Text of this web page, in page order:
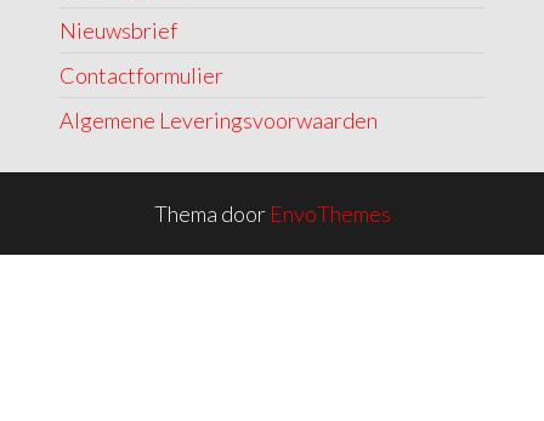
Nieuwsbrief
Contactformulier
Algemene Leveringsvoorwaarden
Thema door EnvoThemes